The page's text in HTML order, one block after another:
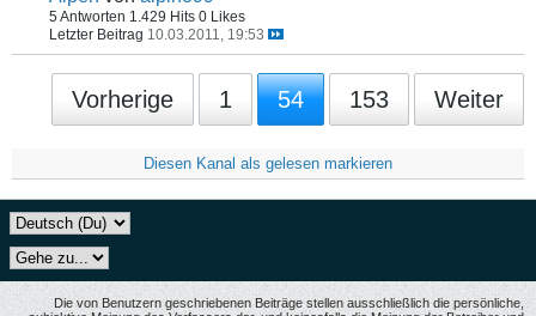
5 Antworten 1.429 Hits 0 Likes
Letzter Beitrag 10.03.2011, 19:53
Vorherige 1 54 153 Weiter
Diesen Kanal als gelesen markieren
Die von Benutzern geschriebenen Beiträge stellen ausschließlich die persönliche,